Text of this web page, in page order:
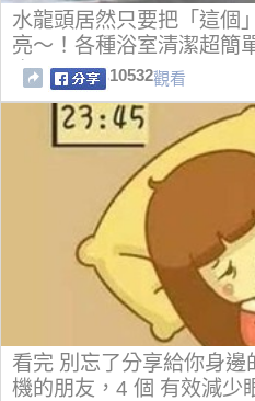
水龍頭居然只要把「這個
亮～！各種浴室清潔超簡
會！
10532觀看
看完 別忘了分享給你身
機的朋友，4 個 有效減少